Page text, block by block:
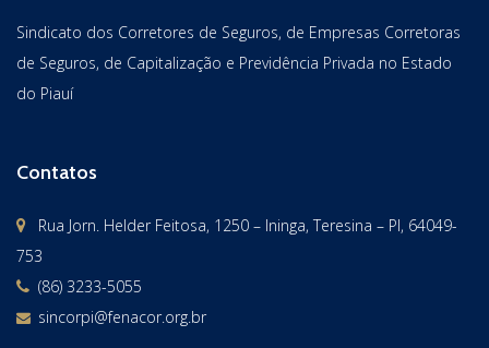
Sindicato dos Corretores de Seguros, de Empresas Corretoras
de Seguros, de Capitalização e Previdência Privada no Estado
do Piauí
Contatos
Rua Jorn. Helder Feitosa, 1250 – Ininga, Teresina – PI, 64049-
753
(86) 3233-5055
sincorpi@fenacor.org.br